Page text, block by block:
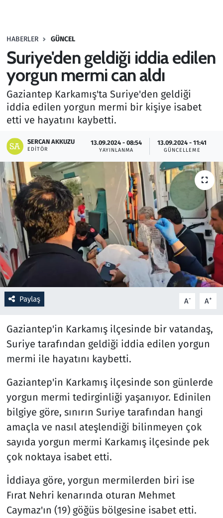
HABERLER GÜNCEL
Suriye'den geldiği iddia edilen
yorgun mermi can aldı
Gaziantep Karkamış'ta Suriye'den geldiği
iddia edilen yorgun mermi bir kişiye isabet
etti ve hayatını kaybetti.
SERCAN AKKUZU
EDITÖR
13.09.2024 - 08:54
YAYINLANMA
13.09.2024 - 11:41
GÜNCELLEME
Paylaş A- A+
Gaziantep'in Karkamış ilçesinde bir vatandaş,
Suriye tarafından geldiği iddia edilen yorgun
mermi ile hayatını kaybetti.
Gaziantep'in Karkamış ilçesinde son günlerde
yorgun mermi tedirginliği yaşanıyor. Edinilen
bilgiye göre, sınırın Suriye tarafından hangi
amaçla ve nasıl ateşlendiği bilinmeyen çok
sayıda yorgun mermi Karkamış ilçesinde pek
çok noktaya isabet etti.
İddiaya göre, yorgun mermilerden biri ise
Fırat Nehri kenarında oturan Mehmet
Caymaz'ın (19) göğüs bölgesine isabet etti.
Haber
Kültür Sanat
Kurumsal Haberler
Lezzet Durağı
Memur ve Kamu
Otomobil
Oyun
Ramazan
Resmi İlanlar
Sağlık
Savunma Sanayi
Seçim 2023
Teknoloji ve Bilim
Televizyon